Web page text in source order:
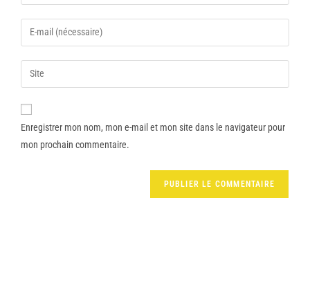
Enregistrer mon nom, mon e-mail et mon site dans le navigateur pour
mon prochain commentaire.